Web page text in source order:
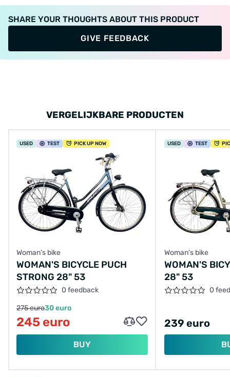
SHARE YOUR THOUGHTS ABOUT THIS PRODUCT
GIVE FEEDBACK
VERGELIJKBARE PRODUCTEN
USED TEST PICK UP NOW
Woman's bike
WOMAN'S BICYCLE PUCH
STRONG 28" 53
0 feedback
275 euro30 euro
245 euro
BUY
USED TEST
Woman's bike
WOMAN'S
28" 53
0
239 euro